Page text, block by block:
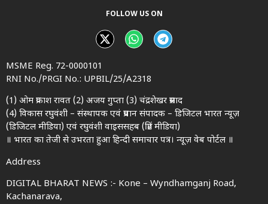
FOLLOW US ON
MSME Reg. 72-0000101
RNI No./PRGI No.: UPBIL/25/A2318
(1) ओम प्रकाश रावत (2) अजय गुप्ता (3) चंद्रशेखर प्रसाद
(4) विकास रघुवंशी – संस्थापक एवं प्रधान संपादक – डिजिटल भारत न्यूज़
(डिजिटल मीडिया) एवं रघुवंशी वाइससहब (प्रिंट मीडिया)
॥ भारत का तेजी से उभरता हुआ हिन्दी समाचार पत्र। न्यूज़ वेब पोर्टल ॥
Address
DIGITAL BHARAT NEWS :- Kone – Wyndhamganj Road,
Kachanarava,